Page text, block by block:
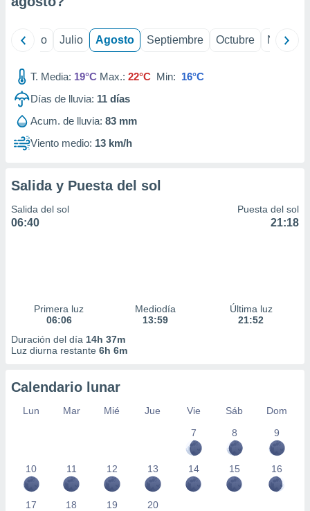
mediante
publicidad
publicidad
1199
Junio Julio Agosto Septiembre Octubre
T. Media: 19°C Max.: 22°C Min: 16°C
Días de lluvia: 11 días
Acum. de lluvia: 83 mm
Viento medio: 13 km/h
Salida y Puesta del sol
Salida del sol
06:40
Puesta del sol
21:18
Primera luz
06:06
Mediodía
13:59
Última luz
21:52
Duración del día 14h 37m
Luz diurna restante 6h 6m
Calendario lunar
Lun Mar Mié Jue Vie Sáb
Dom
7
8 9
10 11 12 13 14 15 16
17 18 19 20